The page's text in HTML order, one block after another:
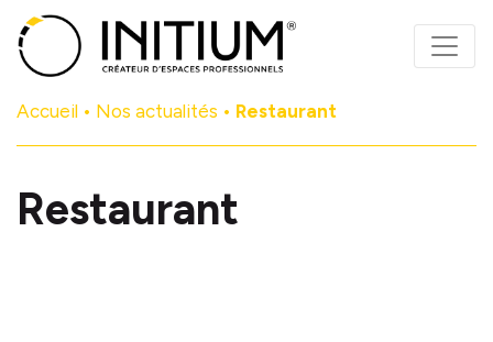
Accueil • Nos actualités • Restaurant
Restaurant
Panneau de gestion des cookies